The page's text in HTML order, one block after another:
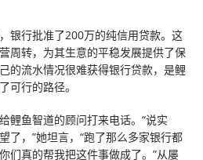
银行批准了200万的纯信用贷款。这
周转，为其生意的平稳发展提供了保
的流水情况很难获得银行贷款，是鲤
可行的路径。
鲤鱼智道的顾问打来电话。“说实
了，”她坦言，“跑了那么多家银行都
们真的帮我把这件事做成了。”从屡